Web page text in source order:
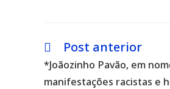
Leia
artigos
Post anterior
*Joãozinho Pavão, em
manifestações racistas e